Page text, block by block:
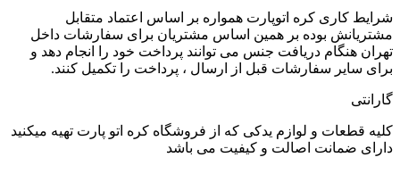
شرایط کاری کره اتوپارت همواره بر اساس اعتماد متقابل
مشتریانش بوده بر همین اساس مشتریان برای سفارشات داخل
تهران هنگام دریافت جنس می توانند پرداخت خود را انجام دهد و
برای سایر سفارشات قبل از ارسال ، پرداخت را تکمیل کنند.
گارانتی
کلیه قطعات و لوازم یدکی که از فروشگاه کره اتو پارت تهیه میکنید
دارای ضمانت اصالت و کیفیت می باشد